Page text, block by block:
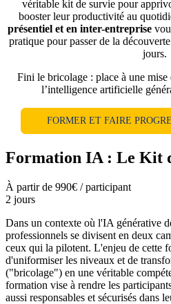
véritable kit de survie pour
booster leur productivité au
présentiel et en inter-entreprise
pratique pour passer de la
jours.
Fini le bricolage : place à une
l’intelligence artificielle
FORMER ET FAIRE
Formation IA : Le Kit
À partir de 990€ / participant
2 jours
Dans un contexte où l'IA générative
professionnels se divisent en deux
ceux qui la pilotent. L'enjeu de cette
d'uniformiser les niveaux et de
("bricolage") en une véritable
formation vise à rendre les
aussi responsables et sécurisés dans